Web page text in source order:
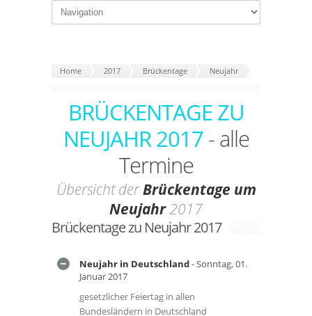
Home 2017 Brückentage Neujahr
BRÜCKENTAGE ZU
NEUJAHR 2017- alle
Termine
Übersicht derBrückentage um
Neujahr2017
Brückentage zu Neujahr 2017
Neujahr in Deutschland- Sonntag, 01.
Januar 2017
gesetzlicher Feiertag in allen
Bundesländern in Deutschland